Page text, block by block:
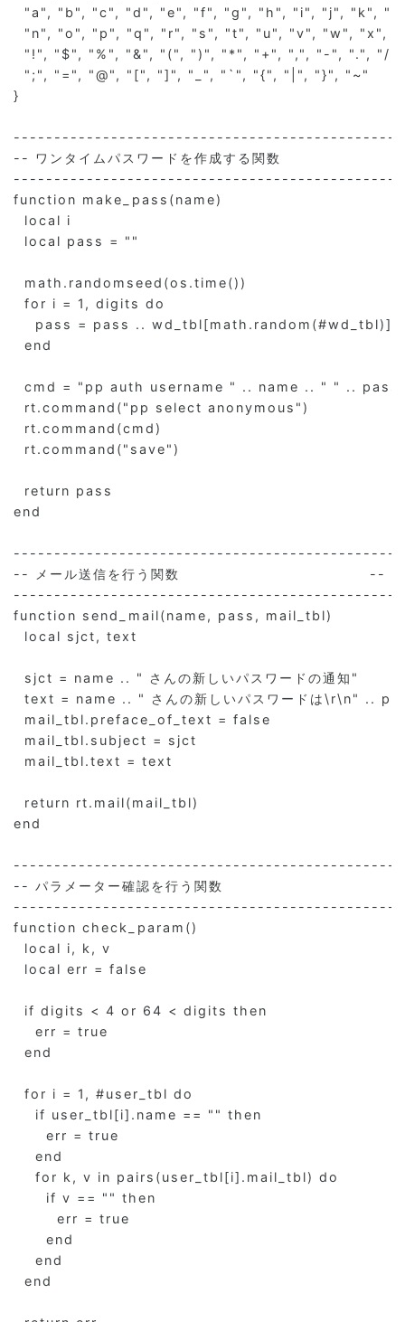
"a", "b", "c", "d", "e", "f", "g", "h", "i", "j", "k",
"n", "o", "p", "q", "r", "s", "t", "u", "v", "w", "x",
"!", "$", "%", "&", "(", ")", "*", "+", ",", "-", ".", "/",
  ";", "=", "@", "[", "]", "_", "`", "{", "|", "}", "~"
}
-- ワンタイムパスワードを作成する関数
function make_pass(name)
  local i
  local pass = ""
  math.randomseed(os.time())
  for i = 1, digits do
    pass = pass .. wd_tbl[math.random(#wd_tbl)]
  end
  cmd = "pp auth username " .. name .. " " .. pass
  rt.command("pp select anonymous")
  rt.command(cmd)
  rt.command("save")
  return pass
end
-- メール送信を行う関数                                   --
function send_mail(name, pass, mail_tbl)
  local sjct, text
  sjct = name .. " さんの新しいパスワードの通知"
text = name .. " さんの新しいパスワードは\r\n" ..
  mail_tbl.preface_of_text = false
  mail_tbl.subject = sjct
  mail_tbl.text = text
  return rt.mail(mail_tbl)
end
-- パラメーター確認を行う関数
function check_param()
  local i, k, v
  local err = false
  if digits < 4 or 64 < digits then
    err = true
  end
  for i = 1, #user_tbl do
    if user_tbl[i].name == "" then
      err = true
    end
    for k, v in pairs(user_tbl[i].mail_tbl) do
      if v == "" then
        err = true
      end
    end
  end